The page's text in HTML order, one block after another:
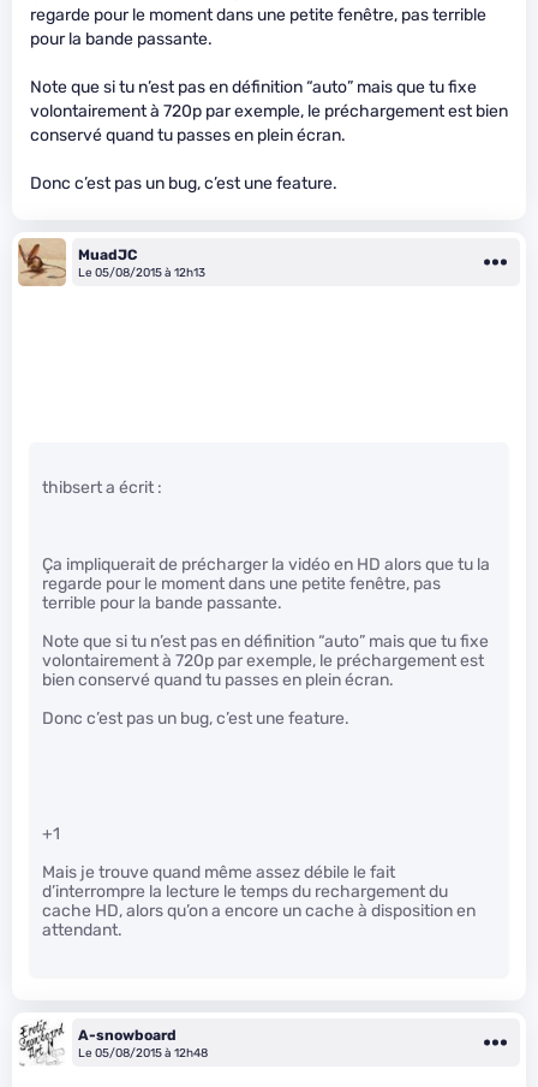
regarde pour le moment dans une petite fenêtre, pas terrible
pour la bande passante.
Note que si tu n’est pas en définition “auto” mais que tu fixe
volontairement à 720p par exemple, le préchargement est bien
conservé quand tu passes en plein écran.
Donc c’est pas un bug, c’est une feature.
MuadJC
Le 05/08/2015 à 12h13
thibsert a écrit :
Ça impliquerait de précharger la vidéo en HD alors que tu la
regarde pour le moment dans une petite fenêtre, pas
terrible pour la bande passante.
Note que si tu n’est pas en définition “auto” mais que tu fixe
volontairement à 720p par exemple, le préchargement est
bien conservé quand tu passes en plein écran.
Donc c’est pas un bug, c’est une feature.
+1
Mais je trouve quand même assez débile le fait
d’interrompre la lecture le temps du rechargement du
cache HD, alors qu’on a encore un cache à disposition en
attendant.
A-snowboard
Le 05/08/2015 à 12h48